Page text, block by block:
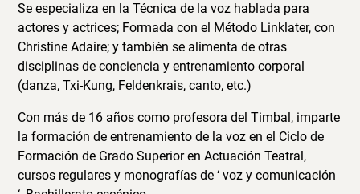
Se especializa en la Técnica de la voz hablada para
actores y actrices; Formada con el Método Linklater, con
Christine Adaire; y también se alimenta de otras
disciplinas de conciencia y entrenamiento corporal
(danza, Txi-Kung, Feldenkrais, canto, etc.)
Con más de 16 años como profesora del Timbal, imparte
la formación de entrenamiento de la voz en el Ciclo de
Formación de Grado Superior en Actuación Teatral,
cursos regulares y monografías de ‘ voz y comunicación